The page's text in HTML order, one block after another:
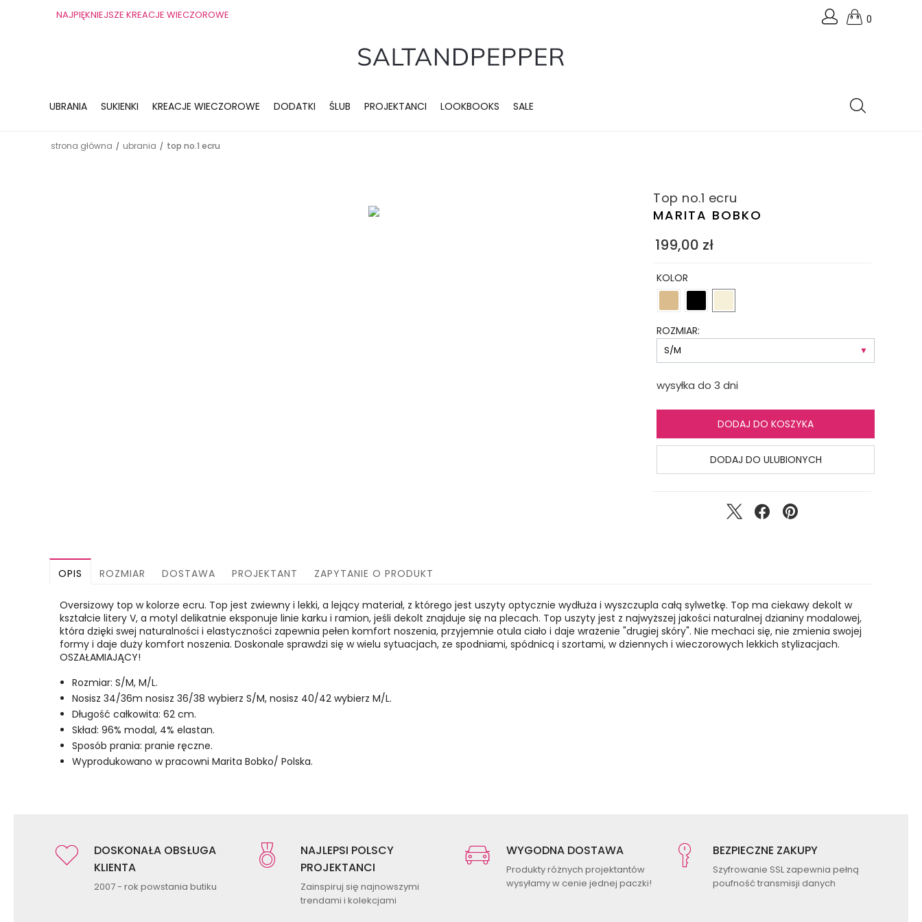
NAJPIĘKNIEJSZE KREACJE WIECZOROWE 0
UBRANIA SUKIENKI KREACJE WIECZOROWE DODATKI ŚLUB PROJEKTANCI LOOKBOOKS SALE
strona główna / ubrania / top no.1 ecru
Top no.1 ecru
MARITA BOBKO
199,00 zł
KOLOR
ROZMIAR:
wysyłka do 3 dni
DODAJ DO KOSZYKA
DODAJ DO ULUBIONYCH
OPIS ROZMIAR DOSTAWA PROJEKTANT ZAPYTANIE O PRODUKT
Oversizowy top w kolorze ecru. Top jest zwiewny i lekki, a lejący materiał, z którego jest uszyty optycznie wydłuża i wyszczupla całą sylwetkę. Top ma ciekawy dekolt w
kształcie litery V, a motyl delikatnie eksponuje linie karku i ramion, jeśli dekolt znajduje się na plecach. Top uszyty jest z najwyższej jakości naturalnej dzianiny modalowej,
która dzięki swej naturalności i elastyczności zapewnia pełen komfort noszenia, przyjemnie otula ciało i daje wrażenie "drugiej skóry". Nie mechaci się, nie zmienia swojej
formy i daje duży komfort noszenia. Doskonale sprawdzi się w wielu sytuacjach, ze spodniami, spódnicą i szortami, w dziennych i wieczorowych lekkich stylizacjach.
OSZAŁAMIAJĄCY!
Rozmiar: S/M, M/L.
Nosisz 34/36m nosisz 36/38 wybierz S/M, nosisz 40/42 wybierz M/L.
Długość całkowita: 62 cm.
Skład: 96% modal, 4% elastan.
Sposób prania: pranie ręczne.
Wyprodukowano w pracowni Marita Bobko/ Polska.
DOSKONAŁA OBSŁUGA
KLIENTA
2007 - rok powstania butiku
NAJLEPSI POLSCY
PROJEKTANCI
Zainspiruj się najnowszymi
trendami i kolekcjami
WYGODNA DOSTAWA
Produkty różnych projektantów
wysyłamy w cenie jednej paczki!
BEZPIECZNE ZAKUPY
Szyfrowanie SSL zapewnia pełną
poufność transmisji danych